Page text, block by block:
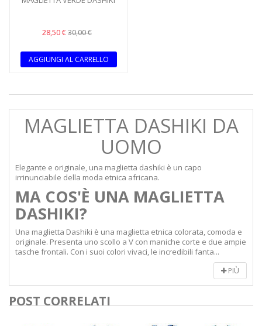
28,50 €30,00 €
AGGIUNGI AL CARRELLO
MAGLIETTA DASHIKI DA
UOMO
Elegante e originale, una maglietta dashiki è un capo
irrinunciabile della moda etnica africana.
MA COS'È UNA MAGLIETTA
DASHIKI?
Una maglietta Dashiki è una maglietta etnica colorata, comoda e
originale. Presenta uno scollo a V con maniche corte e due ampie
tasche frontali. Con i suoi colori vivaci, le incredibili fanta...
PIÙ
POST CORRELATI